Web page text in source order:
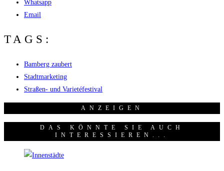
Whatsapp
Email
TAGS:
Bamberg zaubert
Stadtmarketing
Straßen- und Varietéfestival
ANZEI­GEN
DAS KÖNNTE SIE AUCH
INTERESSIEREN...